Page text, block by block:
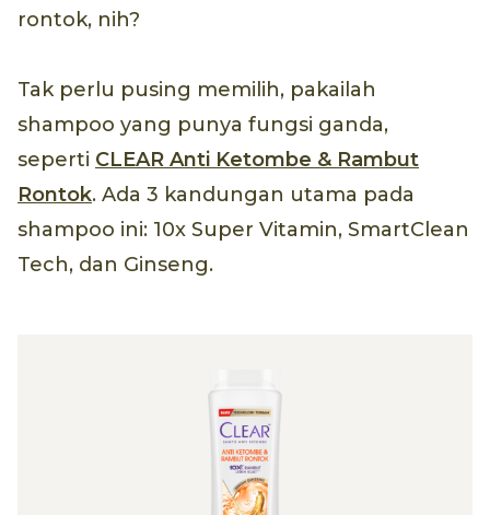
rontok, nih?
Tak perlu pusing memilih, pakailah
shampoo yang punya fungsi ganda,
seperti CLEAR Anti Ketombe & Rambut
Rontok. Ada 3 kandungan utama pada
shampoo ini: 10x Super Vitamin, SmartClean
Tech, dan Ginseng.